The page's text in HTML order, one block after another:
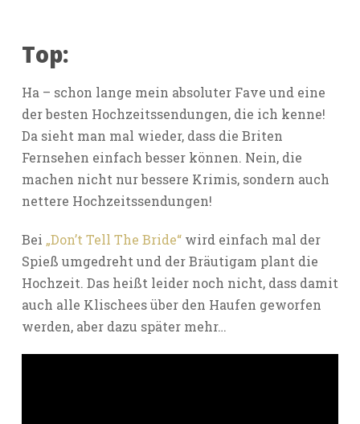
Top:
Ha – schon lange mein absoluter Fave und eine
der besten Hochzeitssendungen, die ich kenne!
Da sieht man mal wieder, dass die Briten
Fernsehen einfach besser können. Nein, die
machen nicht nur bessere Krimis, sondern auch
nettere Hochzeitssendungen!
Bei „Don’t Tell The Bride“wird einfach mal der
Spieß umgedreht und der Bräutigam plant die
Hochzeit. Das heißt leider noch nicht, dass damit
auch alle Klischees über den Haufen geworfen
werden, aber dazu später mehr…